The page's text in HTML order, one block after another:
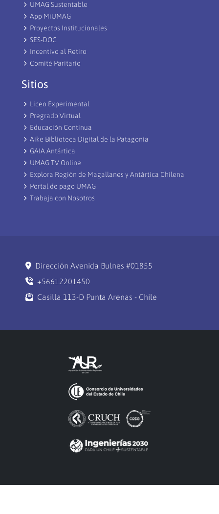
UMAG Sustentable
App MiUMAG
Proyectos Institucionales
SES-DOC
Incentivo al Retiro
Comité Paritario
Sitios
Liceo Experimental
Pregrado Virtual
Educación Continua
Aike Biblioteca Digital de la Patagonia
GAIA Antártica
UMAG TV Online
Explora Región de Magallanes y Antártica Chilena
Portal de pago UMAG
Trabaja con Nosotros
Dirección Avenida Bulnes #01855
+56612201450
Casilla 113-D Punta Arenas - Chile